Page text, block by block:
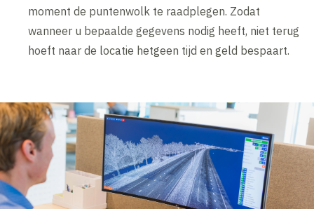
moment de puntenwolk te raadplegen. Zodat
wanneer u bepaalde gegevens nodig heeft, niet terug
hoeft naar de locatie hetgeen tijd en geld bespaart.